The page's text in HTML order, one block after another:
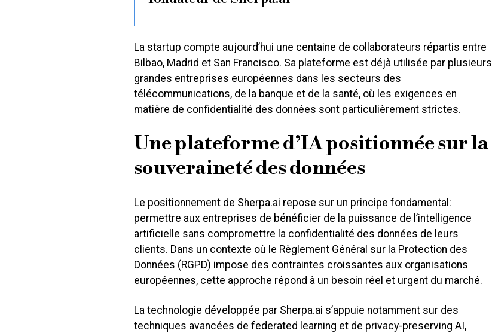
La startup compte aujourd’hui une centaine de collaborateurs répartis entre
Bilbao, Madrid et San Francisco. Sa plateforme est déjà utilisée par plusieurs
grandes entreprises européennes dans les secteurs des
télécommunications, de la banque et de la santé, où les exigences en
matière de confidentialité des données sont particulièrement strictes.
Une plateforme d’IA positionnée sur la
souveraineté des données
Le positionnement de Sherpa.ai repose sur un principe fondamental:
permettre aux entreprises de bénéficier de la puissance de l’intelligence
artificielle sans compromettre la confidentialité des données de leurs
clients. Dans un contexte où le Règlement Général sur la Protection des
Données (RGPD) impose des contraintes croissantes aux organisations
européennes, cette approche répond à un besoin réel et urgent du marché.
La technologie développée par Sherpa.ai s’appuie notamment sur des
techniques avancées de federated learning et de privacy-preserving AI,